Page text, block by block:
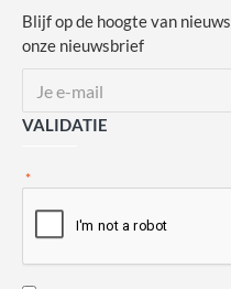
Blijf op de hoogte van
onze nieuwsbrief
VALIDATIE